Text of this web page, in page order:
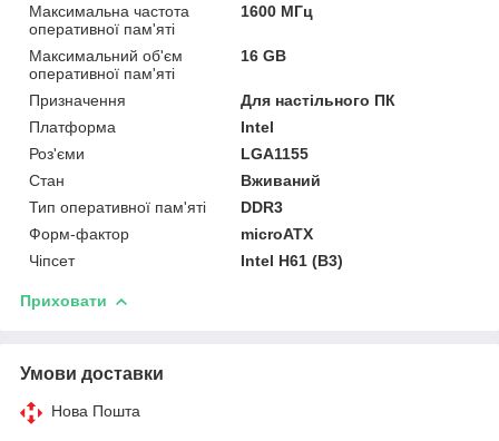
Максимальна частота
оперативної пам'яті
1600 МГц
Максимальний об'єм
оперативної пам'яті
16 GB
Призначення
Для настільного ПК
Платформа
Intel
Роз'єми
LGA1155
Стан
Вживаний
Тип оперативної пам'яті
DDR3
Форм-фактор
microATX
Чіпсет
Intel H61 (B3)
Приховати
Умови доставки
Нова Пошта